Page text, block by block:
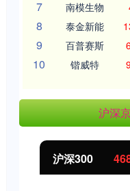
7 南模生物
8 泰金新能
9 百普赛斯
10 锴威特
沪深
沪深300